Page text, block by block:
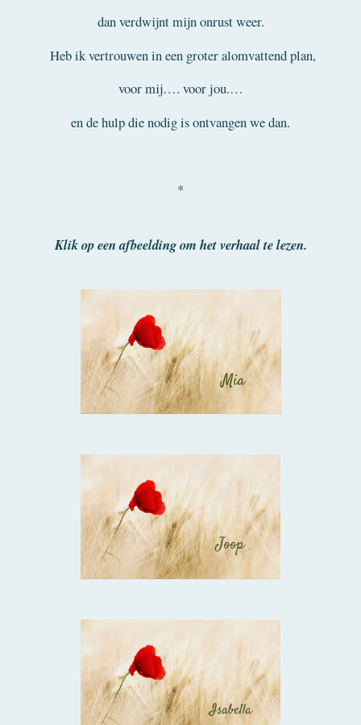
dan verdwijnt mijn onrust weer.
Heb ik vertrouwen in een groter alomvattend plan,
voor mij…. voor jou.…
en de hulp die nodig is ontvangen we dan.
*
Klik op een afbeelding om het verhaal te lezen.